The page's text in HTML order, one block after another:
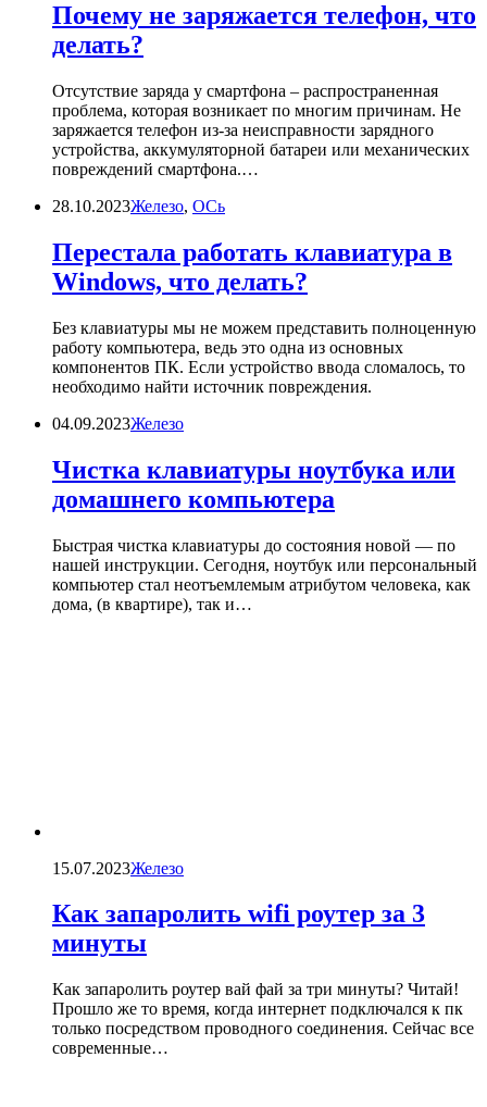
Почему не заряжается телефон, что
делать?
Отсутствие заряда у смартфона – распространенная
проблема, которая возникает по многим причинам. Не
заряжается телефон из-за неисправности зарядного
устройства, аккумуляторной батареи или механических
повреждений смартфона.…
28.10.2023Железо, ОСь
Перестала работать клавиатура в
Windows, что делать?
Без клавиатуры мы не можем представить полноценную
работу компьютера, ведь это одна из основных
компонентов ПК. Если устройство ввода сломалось, то
необходимо найти источник повреждения.
04.09.2023Железо
Чистка клавиатуры ноутбука или
домашнего компьютера
Быстрая чистка клавиатуры до состояния новой — по
нашей инструкции. Сегодня, ноутбук или персональный
компьютер стал неотъемлемым атрибутом человека, как
дома, (в квартире), так и…
15.07.2023Железо
Как запаролить wifi роутер за 3
минуты
Как запаролить роутер вай фай за три минуты? Читай!
Прошло же то время, когда интернет подключался к пк
только посредством проводного соединения. Сейчас все
современные…